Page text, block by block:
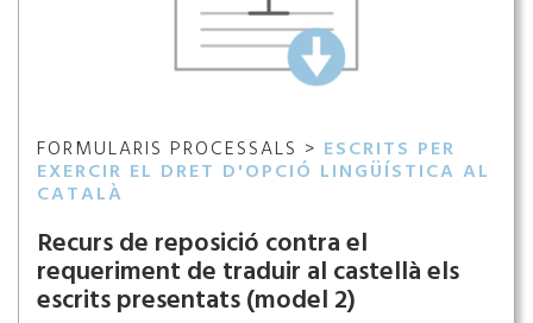
FORMULARIS PROCESSALS > ESCRITS PER
EXERCIR EL DRET D'OPCIÓ LINGÜÍSTICA AL
CATALÀ
Recurs de reposició contra el
requeriment de traduir al castellà els
escrits presentats (model 2)